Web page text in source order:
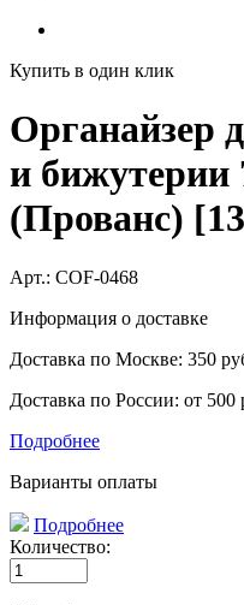
Купить в один клик
Органайзер
и бижутерии
(Прованс)
Арт.: COF-0468
Информация о доставке
Доставка по Москве: 350
Доставка по России: от 500
Подробнее
Варианты оплаты
Подробнее
Количество: